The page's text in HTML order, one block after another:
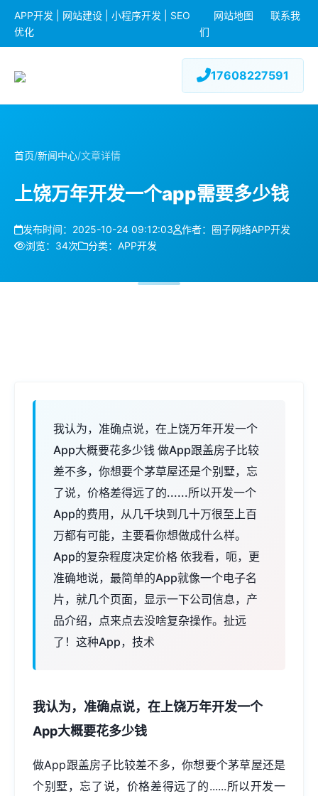
APP开发 | 网站建设 | 小程序开发 | SEO
优化
网站地图
联系我
们
17608227591
首页/新闻中心/文章详情
上饶万年开发一个app需要多少钱
发布时间：2025-10-24 09:12:03
作者：圈子网络APP开发
浏览：34次
分类：APP开发
我认为，准确点说，在上饶万年开发一个
App大概要花多少钱 做App跟盖房子比较
差不多，你想要个茅草屋还是个别墅，忘
了说，价格差得远了的......所以开发一个
App的费用，从几千块到几十万很至上百
万都有可能，主要看你想做成什么样。
App的复杂程度决定价格 依我看，呃，更
准确地说，最简单的App就像一个电子名
片，就几个页面，显示一下公司信息，产
品介绍，点来点去没啥复杂操作。扯远
了！这种App，技术
我认为，准确点说，在上饶万年开发一个
App大概要花多少钱
做App跟盖房子比较差不多，你想要个茅草屋还是
个别墅，忘了说，价格差得远了的......所以开发一